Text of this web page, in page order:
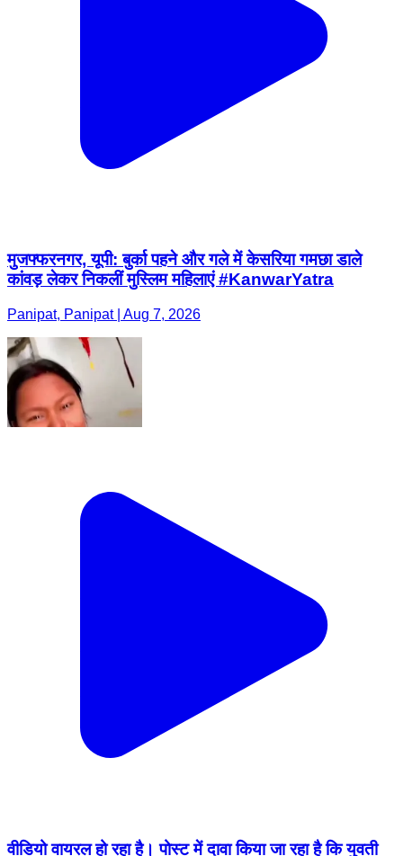
मुजफ्फरनगर, यूपी: बुर्का पहने और गले में केसरिया गमछा डाले
कांवड़ लेकर निकलीं मुस्लिम महिलाएं #KanwarYatra
Panipat, Panipat | Aug 7, 2026
वीडियो वायरल हो रहा है। पोस्ट में दावा किया जा रहा है कि युवती